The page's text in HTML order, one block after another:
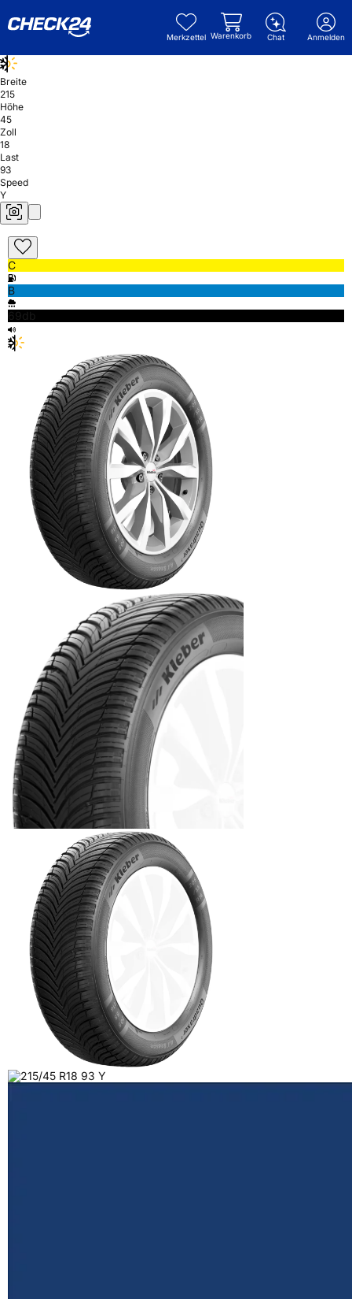
Merkzettel Warenkorb Chat Anmelden
Breite
215
Höhe
45
Zoll
18
Last
93
Speed
Y
C
B
69db